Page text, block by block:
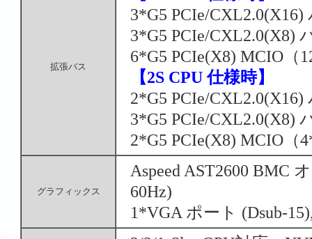
拡張バス
3*G5 PCIe/CXL2.0(X16)
3*G5 PCIe/CXL2.0(X8)
6*G5 PCIe(X8) MCIO（
【2S CPU 仕様時】
2*G5 PCIe/CXL2.0(X16)
3*G5 PCIe/CXL2.0(X8)
2*G5 PCIe(X8) MCIO（
グラフィックス
Aspeed AST2600 BMC
60Hz)
1*VGA ポート (Dsub-